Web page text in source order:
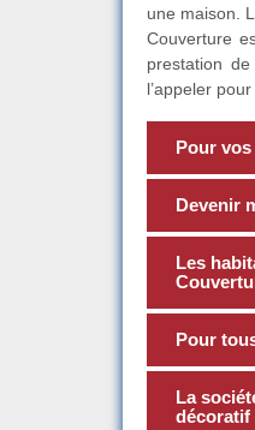
une maison.
Couverture
prestation
l’appeler
Pour
Devenir
Les
Pour
La
décoratif